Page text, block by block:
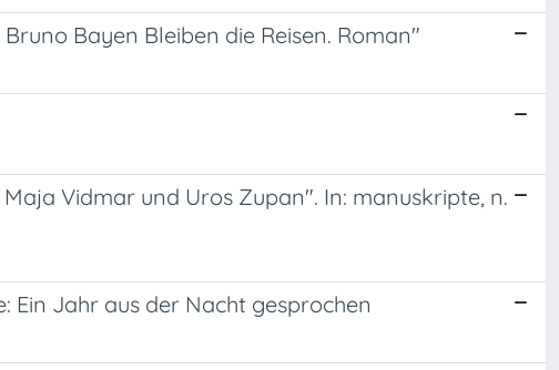
Bayen Bleiben die Reisen. Roman"
Vidmar und Uros Zupan". In: manuskripte, n.
Ein Jahr aus der Nacht gesprochen